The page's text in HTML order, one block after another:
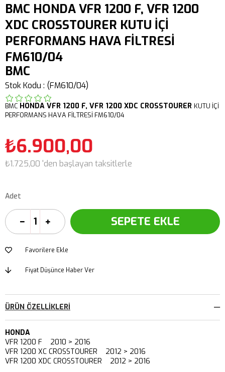
BMC HONDA VFR 1200 F, VFR 1200
XDC CROSSTOURER KUTU İÇİ
PERFORMANS HAVA FİLTRESİ
FM610/04
BMC
Stok Kodu (FM610/04)
BMC HONDA VFR 1200 F, VFR 1200 XDC CROSSTOURER KUTU İÇİ
PERFORMANS HAVA FİLTRESİ FM610/04
₺6.900,00
₺1.725,00 'den başlayan taksitlerle
Adet
Favorilere Ekle
Fiyat Düşünce Haber Ver
ÜRÜN ÖZELLIKLERI
HONDA
VFR 1200 F 2010 > 2016
VFR 1200 XC CROSSTOURER 2012 > 2016
VFR 1200 XDC CROSSTOURER 2012 > 2016